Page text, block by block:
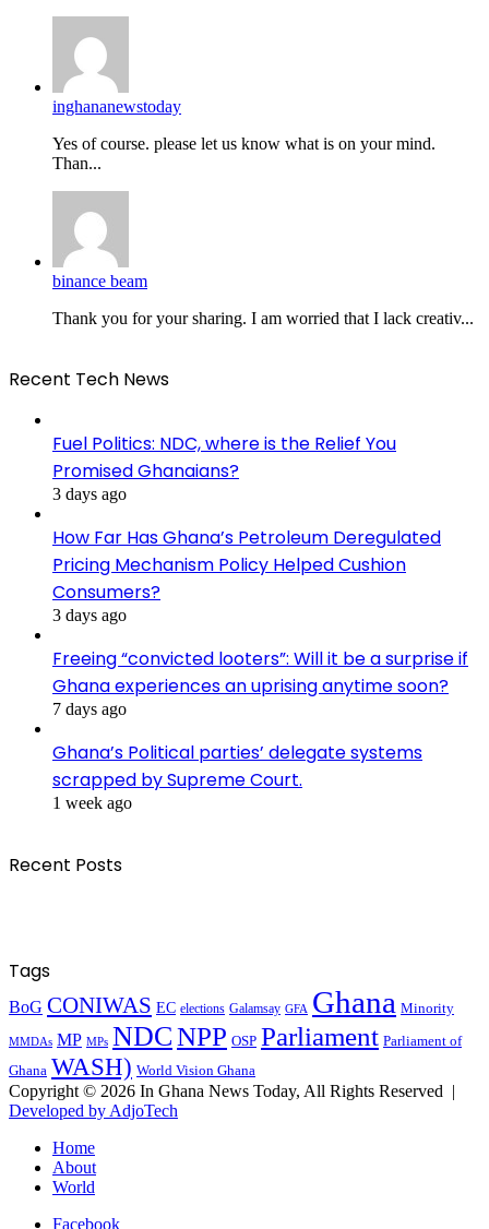
inghananewstoday
Yes of course. please let us know what is on your mind.
Than...
binance beam
Thank you for your sharing. I am worried that I lack creativ...
Recent Tech News
Fuel Politics: NDC, where is the Relief You
Promised Ghanaians?
3 days ago
How Far Has Ghana’s Petroleum Deregulated
Pricing Mechanism Policy Helped Cushion
Consumers?
3 days ago
Freeing “convicted looters”: Will it be a surprise if
Ghana experiences an uprising anytime soon?
7 days ago
Ghana’s Political parties’ delegate systems
scrapped by Supreme Court.
1 week ago
Recent Posts
Tags
BoG CONIWAS EC elections Galamsay GFA Ghana Minority
MMDAs MP MPs NDCNPP OSP Parliament Parliament of
Ghana WASH) World Vision Ghana
Copyright © 2026 In Ghana News Today, All Rights Reserved |
Developed by AdjoTech
Home
About
World
Facebook